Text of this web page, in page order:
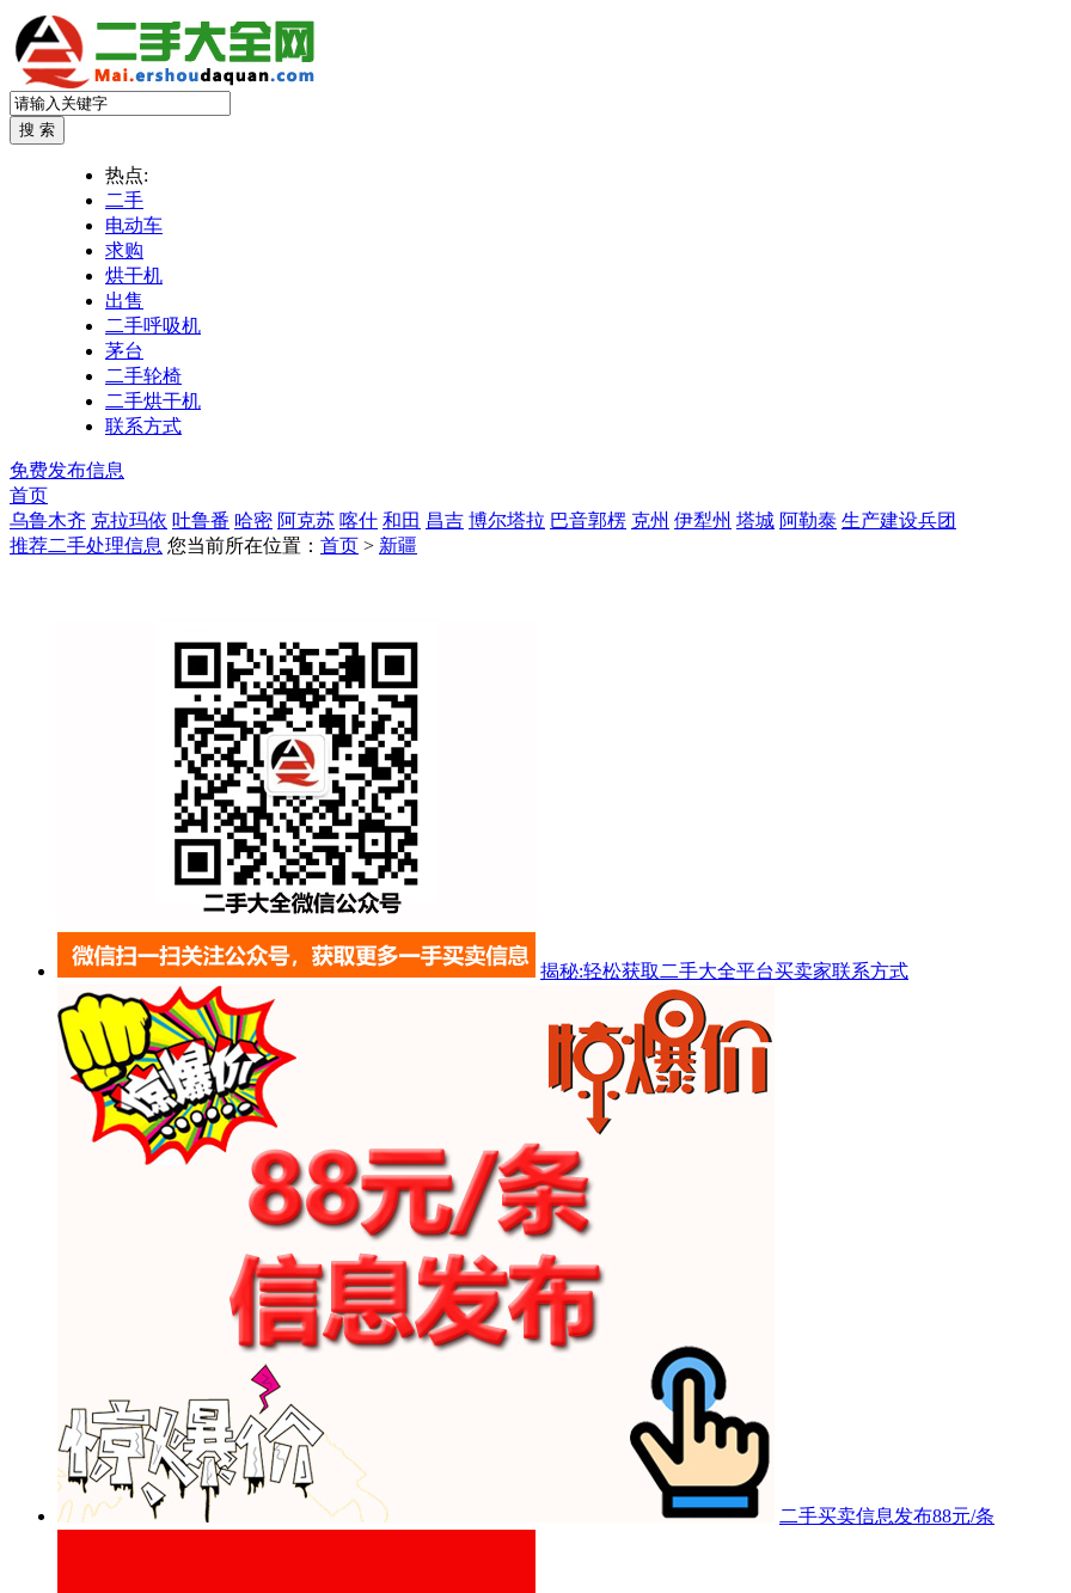
热点:
二手
电动车
求购
烘干机
出售
二手呼吸机
茅台
二手轮椅
二手烘干机
联系方式
免费发布信息
首页
乌鲁木齐 克拉玛依 吐鲁番 哈密 阿克苏 喀什 和田 昌吉 博尔塔拉 巴音郭楞 克州 伊犁州 塔城 阿勒泰 生产建设兵团
推荐二手处理信息 您当前所在位置： 首页 > 新疆
揭秘:轻松获取二手大全平台买卖家联系方式
二手买卖信息发布88元/条